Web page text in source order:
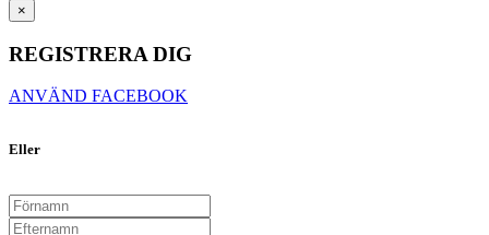
×
REGISTRERA DIG
ANVÄND FACEBOOK
Eller